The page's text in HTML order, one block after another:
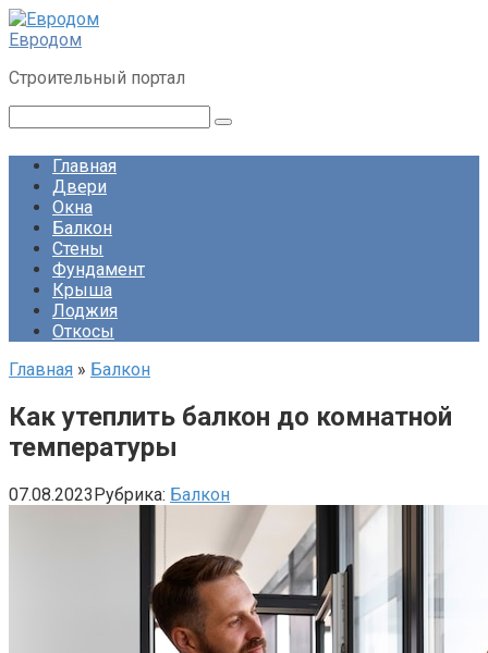
Перейти
к
Евродом
Строительный портал
Главная
Двери
Окна
Балкон
Стены
Фундамент
Крыша
Лоджия
Откосы
Главная » Балкон
Как утеплить балкон до комнатной
температуры
07.08.2023Рубрика: Балкон